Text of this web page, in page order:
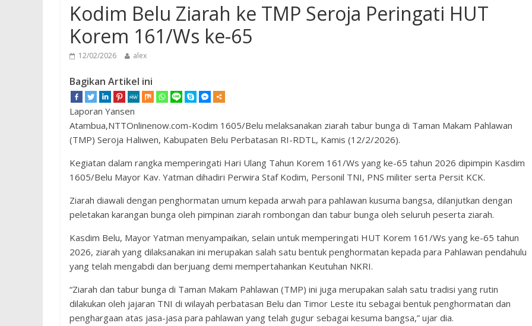
Kodim Belu Ziarah ke TMP Seroja Peringati HUT
Korem 161/Ws ke-65
12/02/2026 alex
Bagikan Artikel ini
Laporan Yansen
Atambua,NTTOnlinenow.com-Kodim 1605/Belu melaksanakan ziarah tabur bunga di Taman Makam Pahlawan
(TMP) Seroja Haliwen, Kabupaten Belu Perbatasan RI-RDTL, Kamis (12/2/2026).
Kegiatan dalam rangka memperingati Hari Ulang Tahun Korem 161/Ws yang ke-65 tahun 2026 dipimpin Kasdim
1605/Belu Mayor Kav. Yatman dihadiri Perwira Staf Kodim, Personil TNI, PNS militer serta Persit KCK.
Ziarah diawali dengan penghormatan umum kepada arwah para pahlawan kusuma bangsa, dilanjutkan dengan
peletakan karangan bunga oleh pimpinan ziarah rombongan dan tabur bunga oleh seluruh peserta ziarah.
Kasdim Belu, Mayor Yatman menyampaikan, selain untuk memperingati HUT Korem 161/Ws yang ke-65 tahun
2026, ziarah yang dilaksanakan ini merupakan salah satu bentuk penghormatan kepada para Pahlawan pendahulu
yang telah mengabdi dan berjuang demi mempertahankan Keutuhan NKRI.
“Ziarah dan tabur bunga di Taman Makam Pahlawan (TMP) ini juga merupakan salah satu tradisi yang rutin
dilakukan oleh jajaran TNI di wilayah perbatasan Belu dan Timor Leste itu sebagai bentuk penghormatan dan
penghargaan atas jasa-jasa para pahlawan yang telah gugur sebagai kesuma bangsa,” ujar dia.